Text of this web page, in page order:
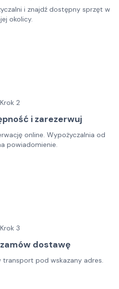
i znajdź dostępny sprzęt w
okolicy.
Krok 2
i zarezerwuj
online. Wypożyczalnia od
powiadomienie.
Krok 3
dostawę
pod wskazany adres.